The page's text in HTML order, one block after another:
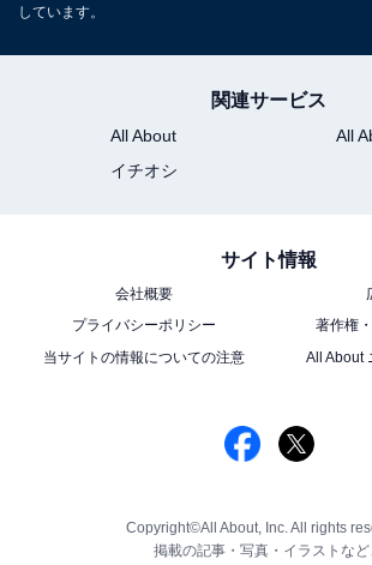
しています。
関連サービス
All About
All
イチオシ
サイト情報
会社概要
プライバシーポリシー
著作権
当サイトの情報についての注意
All About
Copyright©All About, Inc. All rights
掲載の記事・写真・イラストなど